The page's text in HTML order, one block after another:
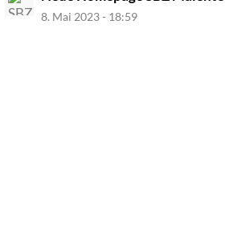
8. Mai 2023 - 18:59